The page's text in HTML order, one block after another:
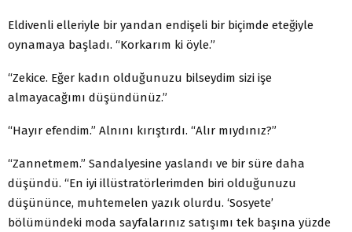
Eldivenli elleriyle bir yandan endişeli bir biçimde eteğiyle
oynamaya başladı. “Korkarım ki öyle.”
“Zekice. Eğer kadın olduğunuzu bilseydim sizi işe
almayacağımı düşündünüz.”
“Hayır efendim.” Alnını kırıştırdı. “Alır mıydınız?”
“Zannetmem.” Sandalyesine yaslandı ve bir süre daha
düşündü. “En iyi illüstratörlerimden biri olduğunuzu
düşününce, muhtemelen yazık olurdu. ‘Sosyete’
bölümündeki moda sayfalarınız satışımı tek başına yüzde